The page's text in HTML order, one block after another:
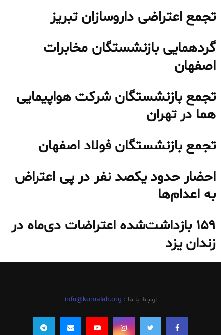
تجمع اعتراضی داروسازان تبریز
گردهمایی بازنشستگان مخابرات
اصفهان
تجمع بازنشستگان شرکت هواپیمایی
هما در تهران
تجمع بازنشستگان فولاد اصفهان
احضار حدود یکصد نفر در پی اعتراض
به اعدام‌ها
۱۵۹ بازداشت‌شده اعتراضات دی‌ماه در
زندان یزد
ارتباط با ما : info@komalah.org